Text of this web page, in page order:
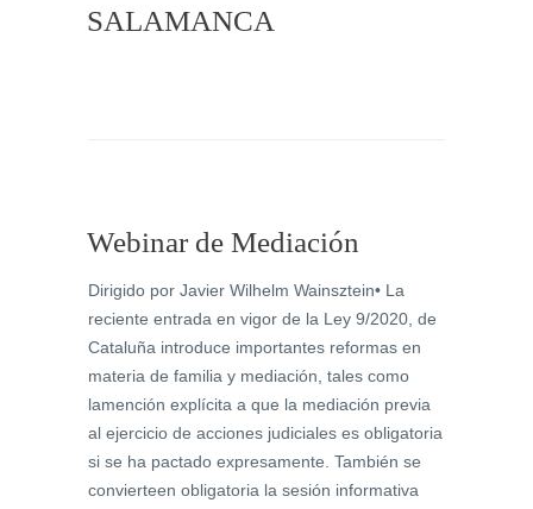
SALAMANCA
Webinar de Mediación
Dirigido por Javier Wilhelm Wainsztein• La
reciente entrada en vigor de la Ley 9/2020, de
Cataluña introduce importantes reformas en
materia de familia y mediación, tales como
lamención explícita a que la mediación previa
al ejercicio de acciones judiciales es obligatoria
si se ha pactado expresamente. También se
convierteen obligatoria la sesión informativa